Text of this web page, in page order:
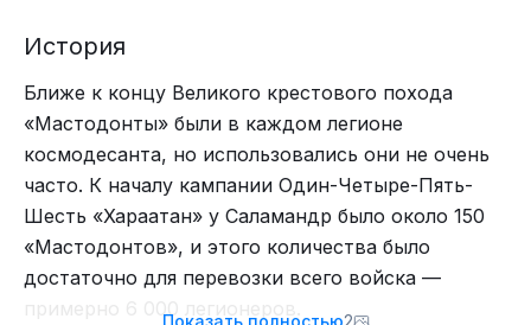
дно и боковые проекции 8мм (в проекте 5 мм),
разведданные по английскому Марк-1 и проект
скорректирован. Отсюда и увеличение веса.
Вооружение
- две пушки калибра 76.2 мм и 8-10
пулемётов "Максим"
Скорость по шоссе
Скорость по пересечённой местности
планировалось 10 км/ч, в реале - 0.
Слон из оливы
История
Ближе к концу Великого крестового похода
«Мастодонты» были в каждом легионе
космодесанта, но использовались они не очень
часто. К началу кампании Один-Четыре-Пять-
Шесть «Хараатан» у Саламандр было около 150
«Мастодонтов», и этого количества было
достаточно для перевозки всего войска —
примерно 6 000 легионеров.
Показать полностью2